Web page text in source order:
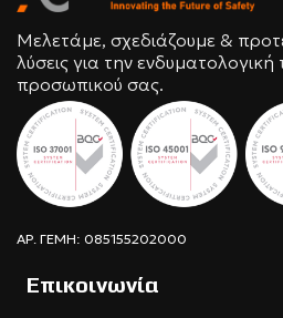
Μελετάμε, σχεδιάζουμε &
λύσεις για την
προσωπικού σας.
ΑΡ. ΓΕΜΗ: 085155202000
Επικοινωνία